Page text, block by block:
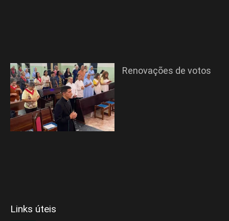
Renovações de votos
Links úteis